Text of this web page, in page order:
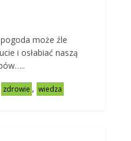
może źle
i osłabiać naszą
zdrowie , wiedza